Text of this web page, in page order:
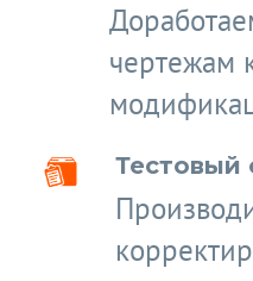
чертежам
Тестовый